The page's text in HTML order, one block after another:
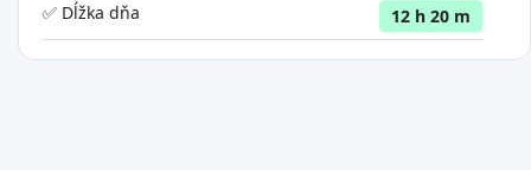
✅ Dĺžka dňa
12 h 20 m